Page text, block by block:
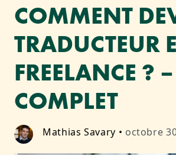
contenu
COMMENT
TRADUCTEUR
FREELANCE ?
COMPLET
Mathias Savary • octobre